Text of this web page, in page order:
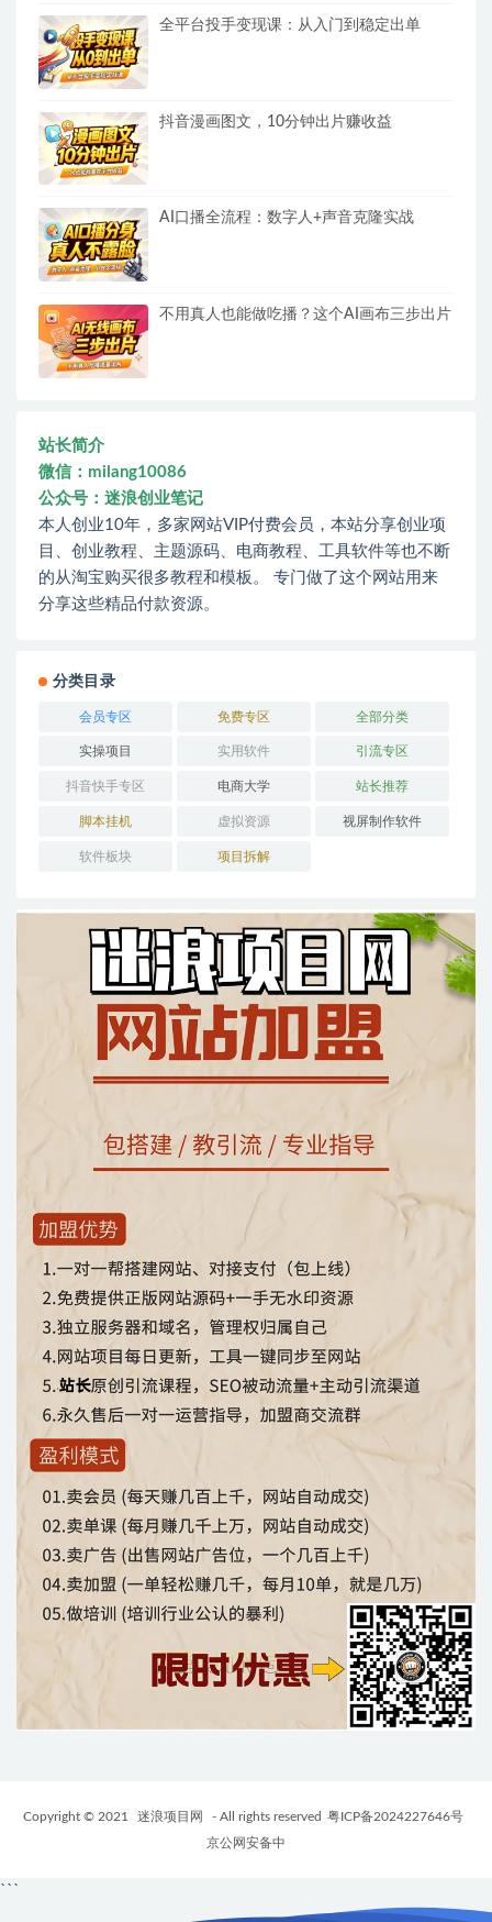
全平台投手变现课：从入门到稳定出单
抖音漫画图文，10分钟出片赚收益
AI口播全流程：数字人+声音克隆实战
不用真人也能做吃播？这个AI画布三步出片
站长简介
微信：milang10086
公众号：迷浪创业笔记
本人创业10年，多家网站VIP付费会员，本站分享创业项
目、创业教程、主题源码、电商教程、工具软件等也不断
的从淘宝购买很多教程和模板。 专门做了这个网站用来
分享这些精品付款资源。
分类目录
会员专区 免费专区 全部分类
实操项目 实用软件 引流专区
抖音快手专区 电商大学 站长推荐
脚本挂机 虚拟资源 视屏制作软件
软件板块 项目拆解
Copyright © 2021 迷浪项目网 - All rights reserved 粤ICP备2024227646号
京公网安备中
```